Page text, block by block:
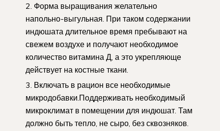
Форма выращивания желательно
напольно-выгульная. При таком содержании
индюшата длительное время пребывают на
свежем воздухе и получают необходимое
количество витамина Д, а это укрепляюще
действует на костные ткани.
Включать в рацион все необходимые
микродобавки.Поддерживать необходимый
микроклимат в помещении для индюшат. Там
должно быть тепло, не сыро, без сквозняков.